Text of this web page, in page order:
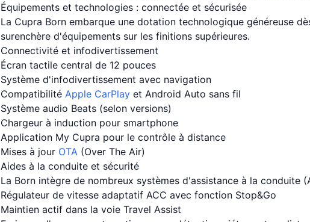
Équipements et technologies : connectée et sécurisée
La Cupra Born embarque une dotation technologique généreuse
surenchère d'équipements sur les finitions supérieures.
Connectivité et infodivertissement
Écran tactile central de 12 pouces
Système d'infodivertissement avec navigation
Compatibilité Apple CarPlay et Android Auto sans fil
Système audio Beats (selon versions)
Chargeur à induction pour smartphone
Application My Cupra pour le contrôle à distance
Mises à jour OTA (Over The Air)
Aides à la conduite et sécurité
La Born intègre de nombreux systèmes d'assistance à la conduite
Régulateur de vitesse adaptatif ACC avec fonction Stop&Go
Maintien actif dans la voie Travel Assist